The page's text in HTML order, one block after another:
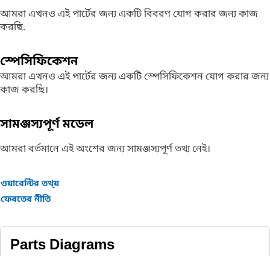
আমরা এখনও এই পার্টের জন্য একটি বিবরণ যোগ করার জন্য কাজ
করছি.
স্পেসিফিকেশন
আমরা এখনও এই পার্টের জন্য একটি স্পেসিফিকেশন যোগ করার জন্য
কাজ করছি।
সামঞ্জস্যপূর্ণ মডেল
আমরা বর্তমানে এই অংশের জন্য সামঞ্জস্যপূর্ণ তথ্য নেই।
ওয়ারেন্টির তথ্য়
ফেরতের নীতি
Parts Diagrams